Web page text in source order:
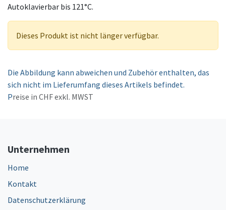
Autoklavierbar bis 121°C.
Dieses Produkt ist nicht länger verfügbar.
Die Abbildung kann abweichen und Zubehör enthalten, das
sich nicht im Lieferumfang dieses Artikels befindet.
Preise in CHF exkl. MWST
Unternehmen
Home
Kontakt
Datenschutzerklärung